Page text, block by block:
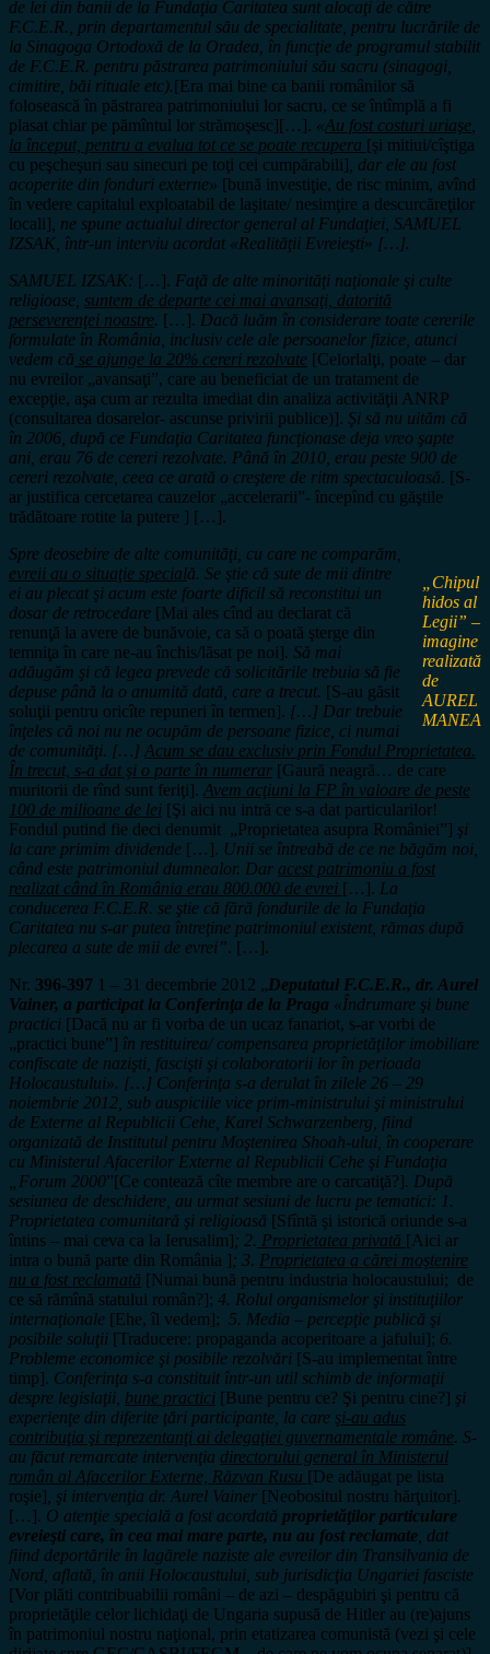
de lei din banii de la Fundaţia Caritatea sunt alocaţi de către
F.C.E.R., prin departamentul său de specialitate, pentru lucrările de
la Sinagoga Ortodoxă de la Oradea, în funcţie de programul stabilit
de F.C.E.R. pentru păstrarea patrimoniului său sacru (sinagogi,
cimitire, băi rituale etc).[Era mai bine ca banii românilor să
folosească în păstrarea patrimoniului lor sacru, ce se întîmplă a fi
plasat chiar pe pămîntul lor strămoşesc][…]. «Au fost costuri uriaşe
la început, pentru a evalua tot ce se poate recupera [şi mitiui/cîştiga
cu peşcheşuri sau sinecuri pe toţi cei cumpărabili] , dar ele au fost
acoperite din fonduri externe» [bună investiţie, de risc minim, avînd
în vedere capitalul exploatabil de laşitate/ nesimţire a descurcăreţilor
locali] , ne spune actualul director general al Fundaţiei, SAMUEL
IZSAK, într-un interviu acordat «Realităţii Evreieşti» […].
SAMUEL IZSAK: […]. Faţă de alte minorităţi naţionale şi culte
religioase, suntem de departe cei mai avansaţi, datorită
perseverenţei noastre. […]. Dacă luăm în considerare toate cererile
formulate în România, inclusiv cele ale persoanelor fizice, atunci
vedem că se ajunge la 20% cereri rezolvate [Celorlalţi, poate – dar
nu evreilor „avansaţi”, care au beneficiat de un tratament de
excepţie, aşa cum ar rezulta imediat din analiza activităţii ANRP
(consultarea dosarelor- ascunse privirii publice)]. Şi să nu uităm că
în 2006, după ce Fundaţia Caritatea funcţionase deja vreo şapte
ani, erau 76 de cereri rezolvate. Până în 2010, erau peste 900 de
cereri rezolvate, ceea ce arată o creştere de ritm spectaculoasă. [S-
ar justifica cercetarea cauzelor „accelerarii”- începînd cu găştile
trădătoare rotite la putere ] […].
„Chipul
hidos al
Legii” –
imagine
realizată
de
AUREL
MANEA
Spre deosebire de alte comunităţi, cu care ne comparăm,
evreii au o situaţie specială. Se ştie că sute de mii dintre
ei au plecat şi acum este foarte dificil să reconstitui un
dosar de retrocedare [Mai ales cînd au declarat că
renunţă la avere de bunăvoie, ca să o poată şterge din
temniţa în care ne-au închis/lăsat pe noi]. Să mai
adăugăm şi că legea prevede că solicitările trebuia să fie
depuse până la o anumită dată, care a trecut. [S-au găsit
soluţii pentru oricîte repuneri în termen]. […] Dar trebuie
înţeles că noi nu ne ocupăm de persoane fizice, ci numai
de comunităţi. […] Acum se dau exclusiv prin Fondul Proprietatea.
În trecut, s-a dat şi o parte în numerar [Gaură neagră… de care
muritorii de rînd sunt feriţi]. Avem acţiuni la FP în valoare de peste
100 de milioane de lei [Şi aici nu intră ce s-a dat particularilor!
Fondul putind fie deci denumit „Proprietatea asupra României”] şi
la care primim dividende […]. Unii se întreabă de ce ne băgăm noi,
când este patrimoniul dumnealor. Dar acest patrimoniu a fost
realizat când în România erau 800.000 de evrei […]. La
conducerea F.C.E.R. se ştie că fără fondurile de la Fundaţia
Caritatea nu s-ar putea întreţine patrimoniul existent, rămas după
plecarea a sute de mii de evrei”. […].
Nr. 396-397 1 – 31 decembrie 2012 „Deputatul F.C.E.R., dr. Aurel
Vainer, a participat la Conferinţa de la Praga «Îndrumare şi bune
practici [Dacă nu ar fi vorba de un ucaz fanariot, s-ar vorbi de
„practici bune”] în restituirea/ compensarea proprietăţilor imobiliare
confiscate de nazişti, fascişti şi colaboratorii lor în perioada
Holocaustului». […] Conferinţa s-a derulat în zilele 26 – 29
noiembrie 2012, sub auspiciile vice prim-ministrului şi ministrului
de Externe al Republicii Cehe, Karel Schwarzenberg, fiind
organizată de Institutul pentru Moştenirea Shoah-ului, în cooperare
cu Ministerul Afacerilor Externe al Republicii Cehe şi Fundaţia
„Forum 2000”[Ce contează cîte membre are o carcatiţă?]. După
sesiunea de deschidere, au urmat sesiuni de lucru pe tematici: 1.
Proprietatea comunitară şi religioasă [Sfîntă şi istorică oriunde s-a
întins – mai ceva ca la Ierusalim] ; 2. Proprietatea privată [Aici ar
intra o bună parte din România ] ; 3. Proprietatea a cărei moştenire
nu a fost reclamată [Numai bună pentru industria holocaustului; de
ce să rămînă statului român?]; 4. Rolul organismelor şi instituţiilor
internaţionale [Ehe, îl vedem]; 5. Media – percepţie publică şi
posibile soluţii [Traducere: propaganda acoperitoare a jafului]; 6.
Probleme economice şi posibile rezolvări [S-au implementat între
timp]. Conferinţa s-a constituit într-un util schimb de informaţii
despre legislaţii, bune practici [Bune pentru ce? Şi pentru cine?] şi
experienţe din diferite ţări participante, la care şi-au adus
contribuţia şi reprezentanţi ai delegaţiei guvernamentale române. S-
au făcut remarcate intervenţia directorului general în Ministerul
român al Afacerilor Externe, Răzvan Rusu [De adăugat pe lista
roşie] , şi intervenţia dr. Aurel Vainer [Neobositul nostru hărţuitor].
[…]. O atenţie specială a fost acordată proprietăţilor particulare
evreieşti care, în cea mai mare parte, nu au fost reclamate , dat
fiind deportările în lagărele naziste ale evreilor din Transilvania de
Nord, aflată, în anii Holocaustului, sub jurisdicţia Ungariei fasciste
[Vor plăti contribuabilii români – de azi – despăgubiri şi pentru că
proprietăţile celor lichidaţi de Ungaria supusă de Hitler au (re)ajuns
în patrimoniul nostru naţional, prin etatizarea comunistă (vezi şi cele